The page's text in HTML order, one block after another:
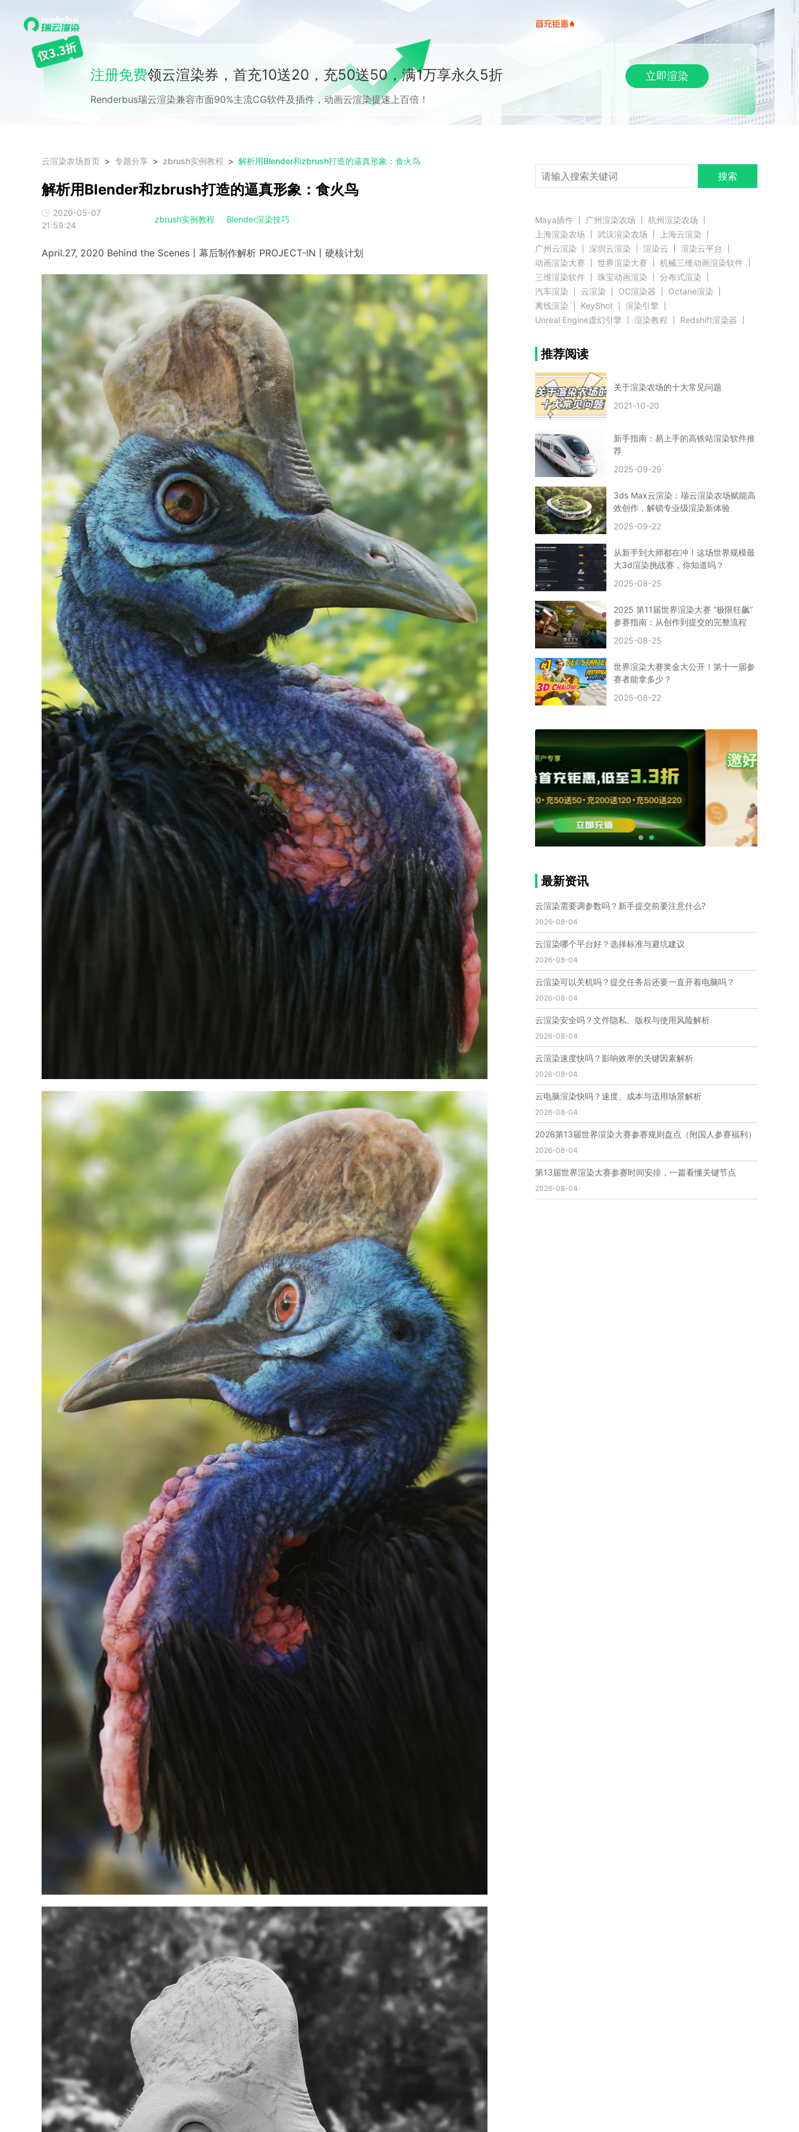
产品与服务 登录
注册免费领云渲染券，首充10送20，充50送50，满1万享永久5折
Renderbus瑞云渲染兼容市面90%主流CG软件及插件，动画云渲染提速上百倍！
立即渲染
云渲染农场首页 专题分享 zbrush实例教程 解析用Blender和zbrush打造的逼真形象：食火鸟
解析用Blender和zbrush打造的逼真形象：食火鸟
2020-05-07
21:59:24
zbrush实例教程 Blender渲染技巧
April.27, 2020 Behind the Scenes丨幕后制作解析 PROJECT-IN丨硬核计划
搜索
Maya插件 广州渲染农场
杭州渲染农场
上海渲染农场
武汉渲染农场
上海云渲染
广州云渲染
深圳云渲染 渲染云
渲染云平台
动画渲染大赛
世界渲染大赛
机械三维动画渲染软件
三维渲染软件
珠宝动画渲染
分布式渲染
汽车渲染
云渲染 OC渲染器
Octane渲染
离线渲染
KeyShot
渲染引擎
Unreal Engine虚幻引擎
渲染教程
Redshift渲染器
推荐阅读
3D模型教程
云渲染农场使用教程
渲染图黑色
云渲染农场价格
建筑效果图渲染
渲染速度慢
贴图教程
CG角色制作心得
动画渲染 在线渲染
渲染技巧
雕刻3D模型
Blender云端渲染
maya渲染 CG动画
动画制作
Blender
CG渲染 渲染农场
3dmax云端渲染
渲染图
CG原画
clarisse教程
拟真人物制作 实时渲染
视觉效果
视觉特效
特效 VRay制作案例
VFX案例
手动渲染农场
云渲染小课堂
CPU渲染
Arnold案例
vr渲染器
效果图渲染 免费云渲染
Autodesk
2D转3D
SU渲染 圣诞短片
风暴幽灵船
云渲染大咖专访
CG电影云渲染案例
Houdini建模案例
CG人物制作
Maya基础知识
Blender渲染技巧
3ds Max资讯
3ds Max教程
CG软件资讯
3d云渲染
3dmax渲染
Substance Painter
vray网络渲染
SAAS渲染农场
Lumion
ZBrush技巧
SketchUp教程
3dmax 渲染慢
渲染卡顿
云渲染怎么收费
纹理渲染
全局光引擎
渲染溢色
3D渲染技术
EEVEE渲染器
Cycles渲染器
C4D教程
Corona降噪器
人物建模渲染
在线建模渲染
北京渲染农场
成都动画渲染
免费渲染农场
网络渲染农场
个人渲染农场
小型渲染农场
自建渲染农场
视频渲染农场
渲染农场软件
cpu渲染农场
渲染农场费用
渲染农场下载
模型软件
建模渲染软件
三维建模渲染
3d建模渲染
云渲染农场
C4D渲染农场
渲染农场收费
云渲染农场价格
瑞云渲染农场价格
动画渲染农场
第十一届世界渲染大赛
世界渲染大赛时间
世界渲染大赛官网
国际渲染大赛
国际渲染大赛排名
世界渲染大赛软件
瑞云官网
瑞云科技 端云
瑞云渲染官网
网络渲染软件
云渲染服务
云渲染怎么收费
云渲染怎么用
云渲染技术
云渲染原理 云渲染插件
云渲染软件
云渲染引擎
云渲染主机
云渲染软件厂家
免费云渲染
云渲染网站
云渲染收费 云渲染厂家
云渲染厂商
瑞云渲染大赛
3d渲染大赛
CG动画渲染大赛
瑞云渲染大赛报名页
瑞云渲染大赛奖项
瑞云渲染大赛历届大赛回顾
云渲染电脑
云渲染配置 云主机渲染
视频云渲染
实时渲染云
推荐阅读
关于渲染农场的十大常见问题
2021-10-20
新手指南：易上手的高铁站渲染软件推
荐
2025-09-29
3ds Max云渲染：瑞云渲染农场赋能高
效创作，解锁专业级渲染新体验
2025-09-22
从新手到大师都在冲！这场世界规模最
大3d渲染挑战赛，你知道吗？
2025-08-25
2025 第11届世界渲染大赛 “极限狂飙”
参赛指南：从创作到提交的完整流程
2025-08-25
世界渲染大赛奖金大公开！第十一届参
赛者能拿多少？
2025-08-22
最新资讯
云渲染需要调参数吗？新手提交前要注意什么?
2026-08-04
云渲染哪个平台好？选择标准与避坑建议
2026-08-04
云渲染可以关机吗？提交任务后还要一直开着电脑吗？
2026-08-04
云渲染安全吗？文件隐私、版权与使用风险解析
2026-08-04
云渲染速度快吗？影响效率的关键因素解析
2026-08-04
云电脑渲染快吗？速度、成本与适用场景解析
2026-08-04
2026第13届世界渲染大赛参赛规则盘点（附国人参赛福利）
2026-08-04
第13届世界渲染大赛参赛时间安排，一篇看懂关键节点
2026-08-04